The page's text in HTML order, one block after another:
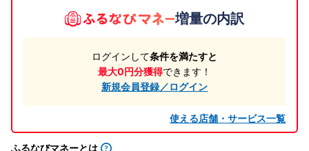
増量の内訳
ログインして条件を満たすと
最大0円分獲得できます！
新規会員登録／ログイン
使える店舗・サービス一覧
ふるなびマネーとは